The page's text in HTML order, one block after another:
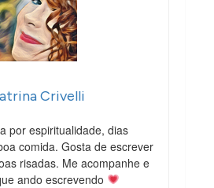
Crivelli
por espiritualidade, dias
comida. Gosta de escrever
risadas. Me acompanhe e
ando escrevendo